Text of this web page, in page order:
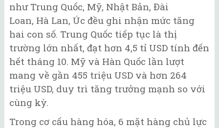
như Trung Quốc, Mỹ, Nhật Bản, Đài
Loan, Hà Lan, Úc đều ghi nhận mức tăng
hai con số. Trung Quốc tiếp tục là thị
trường lớn nhất, đạt hơn 4,5 tỉ USD tính đến
hết tháng 10. Mỹ và Hàn Quốc lần lượt
mang về gần 455 triệu USD và hơn 264
triệu USD, duy trì tăng trưởng mạnh so với
cùng kỳ.
Trong cơ cấu hàng hóa, 6 mặt hàng chủ lực